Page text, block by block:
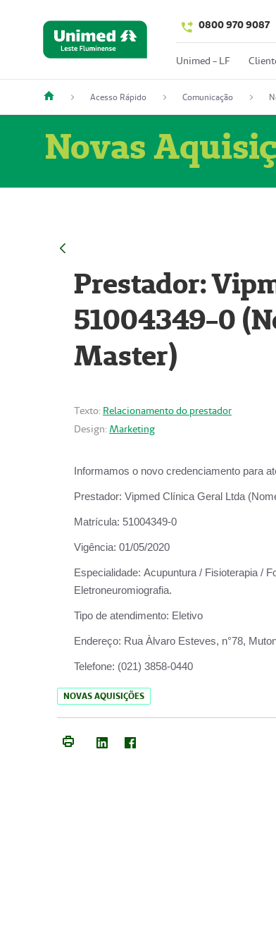
0800 970 9087
Unimed - LF
Acesso Rápido Comunicação
Novas
Prestador:
51004349-0
Master)
Texto: Relacionamento do prestador
Design: Marketing
Informamos o novo credenciamento para
Prestador: Vipmed Clínica Geral Ltda
Matrícula: 51004349-0
Vigência: 01/05/2020
Especialidade: Acupuntura / Fisioterapia /
Eletroneuromiografia.
Tipo de atendimento: Eletivo
Endereço: Rua Àlvaro Esteves, n°78,
Telefone: (021) 3858-0440
NOVAS AQUISIÇÕES